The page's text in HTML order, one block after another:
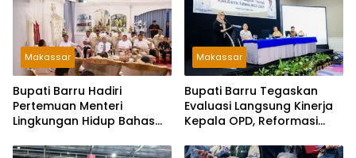
Makassar
Bupati Barru Hadiri
Pertemuan Menteri
Lingkungan Hidup Bahas
Makassar
Bupati Barru Tegaskan
Evaluasi Langsung Kinerja
Kepala OPD, Reformasi